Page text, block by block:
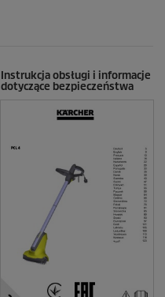
Instrukcja obsługi i informacje
dotyczące bezpieczeństwa